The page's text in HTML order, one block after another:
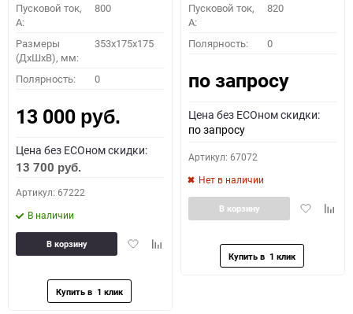
Пусковой ток,
A:
800
Размеры
(ДхШхВ), мм:
353x175x175
Полярность: 0
13 000 руб.
Цена без ECOном скидки:
13 700 руб.
Артикул: 67222
В наличии
ДобавитьДобавить
В корзину
Пусковой ток,
A:
820
Полярность: 0
по запросу
Цена без ECOном скидки:
по запросу
Артикул: 67072
Нет в наличии
Добавить
В корзину